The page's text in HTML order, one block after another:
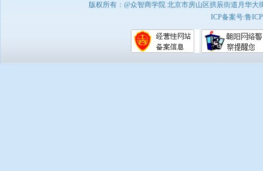
版权所有：@众智商学院 北京市房山区拱辰街道月华
ICP备案号:鲁